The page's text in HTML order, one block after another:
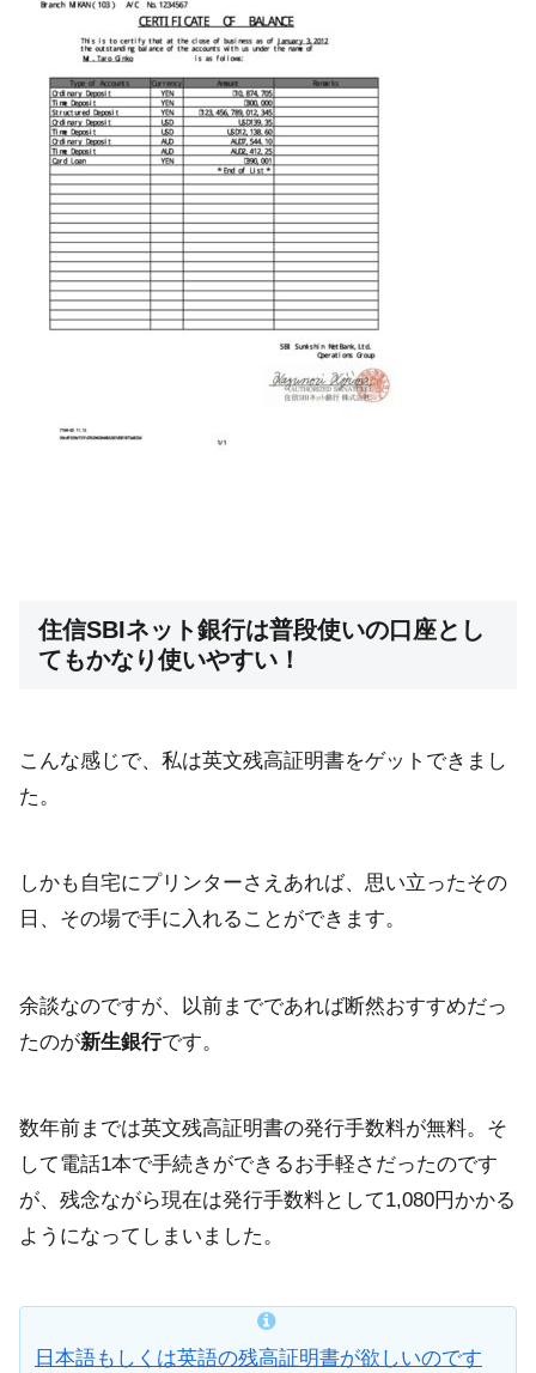
住信SBIネット銀行は普段使いの口座とし
てもかなり使いやすい！
こんな感じで、私は英文残高証明書をゲットできまし
た。
しかも自宅にプリンターさえあれば、思い立ったその
日、その場で手に入れることができます。
余談なのですが、以前までであれば断然おすすめだっ
たのが新生銀行です。
数年前までは英文残高証明書の発行手数料が無料。そ
して電話1本で手続きができるお手軽さだったのです
が、残念ながら現在は発行手数料として1,080円かかる
ようになってしまいました。
日本語もしくは英語の残高証明書が欲しいのです